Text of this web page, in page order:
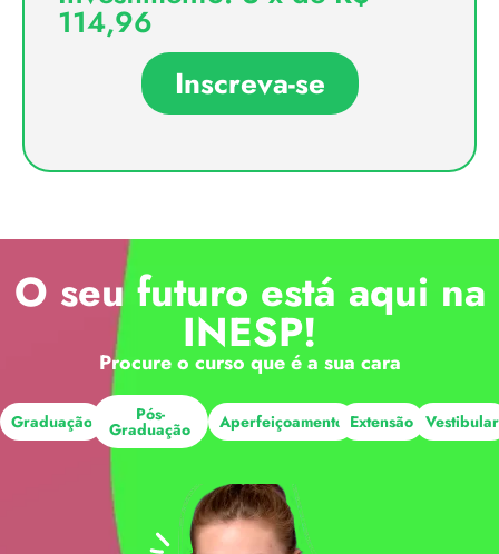
114,96
Inscreva-se
O seu futuro está aqui na
INESP!
Procure o curso que é a sua cara
Graduação Pós-
Graduação Aperfeiçoamento Extensão Vestibular